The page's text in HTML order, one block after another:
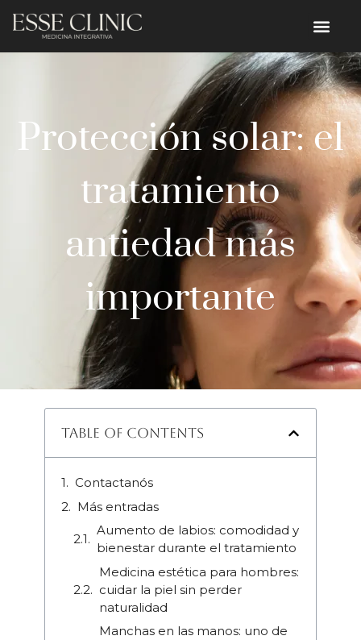
Protección solar: el
tratamiento
antiedad más
importante
Table of Contents
Contactanós
Más entradas
Aumento de labios: comodidad y
bienestar durante el tratamiento
Medicina estética para hombres:
cuidar la piel sin perder
naturalidad
Manchas en las manos: uno de